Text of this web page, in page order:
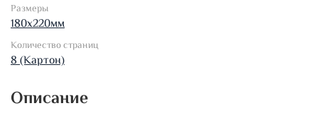
Размеры
180х220мм
Количество страниц
8 (Картон)
Описание